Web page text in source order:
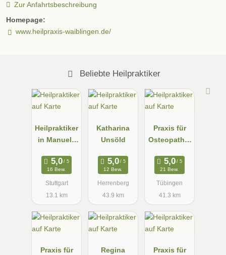
Zur Anfahrtsbeschreibung
Homepage:
www.heilpraxis-waiblingen.de/
Beliebte Heilpraktiker
Heilpraktiker
in Manuela
16 Bew.
Stuttgart
13.1 km
Katharina
Unsöld
12 Bew.
Herrenberg
43.9 km
Praxis für
Osteopathie
Schmerzther
apie
21 Bew.
Tübingen
41.3 km
Praxis für
Regina
Praxis für